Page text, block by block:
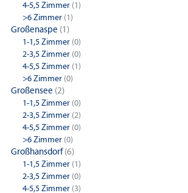
4-5,5 Zimmer (1)
>6 Zimmer (1)
Großenaspe (1)
1-1,5 Zimmer (0)
2-3,5 Zimmer (0)
4-5,5 Zimmer (1)
>6 Zimmer (0)
Großensee (2)
1-1,5 Zimmer (0)
2-3,5 Zimmer (2)
4-5,5 Zimmer (0)
>6 Zimmer (0)
Großhansdorf(6)
1-1,5 Zimmer (1)
2-3,5 Zimmer (0)
4-5,5 Zimmer (3)